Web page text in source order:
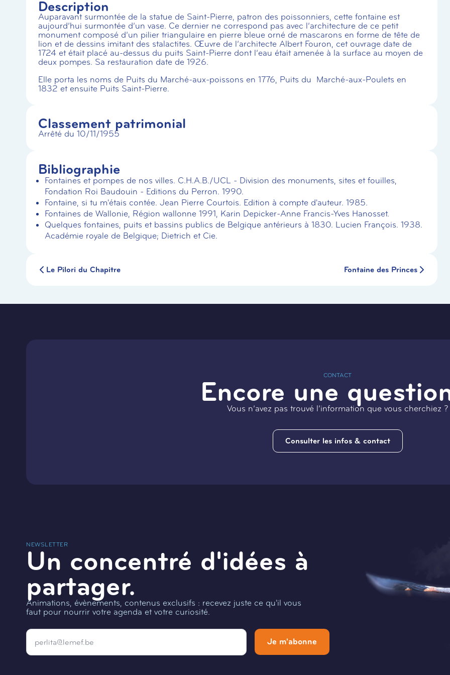
Description
Auparavant surmontée de la statue de Saint-Pierre, patron des poissonniers, cette fontaine est
aujourd’hui surmontée d’un vase. Ce dernier ne correspond pas avec l’architecture de ce petit
monument composé d’un pilier triangulaire en pierre bleue orné de mascarons en forme de tête de
lion et de dessins imitant des stalactites. Œuvre de l’architecte Albert Fouron, cet ouvrage date de
1724 et était placé au-dessus du puits Saint-Pierre dont l’eau était amenée à la surface au moyen de
deux pompes. Sa restauration date de 1926.
Elle porta les noms de Puits du Marché-aux-poissons en 1776, Puits du Marché-aux-Poulets en
1832 et ensuite Puits Saint-Pierre.
Classement patrimonial
Arrêté du 10/11/1955
Bibliographie
Fontaines et pompes de nos villes. C.H.A.B./UCL - Division des monuments, sites et fouilles,
Fondation Roi Baudouin - Editions du Perron. 1990.
Fontaine, si tu m'étais contée. Jean Pierre Courtois. Edition à compte d'auteur. 1985.
Fontaines de Wallonie, Région wallonne 1991, Karin Depicker-Anne Francis-Yves Hanosset.
Quelques fontaines, puits et bassins publics de Belgique antérieurs à 1830. Lucien François. 1938.
Académie royale de Belgique; Dietrich et Cie.
Le Pilori du Chapitre Fontaine des Princes
CONTACT
Encore une
Vous n’avez pas trouvé l’information que vous cherchiez ?
Consulter les infos & contact
NEWSLETTER
Un concentré d'idées à
partager.
Animations, évènements, contenus exclusifs : recevez juste ce qu'il vous
faut pour nourrir votre agenda et votre curiosité.
Email
Je m'abonne